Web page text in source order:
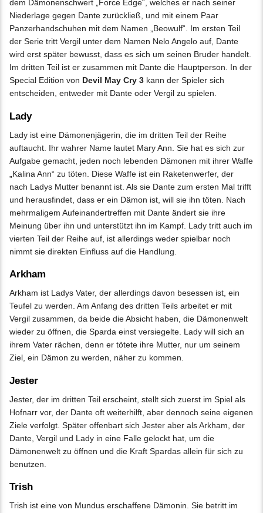
dem Dämonenschwert „Force Edge“, welches er nach seiner
Niederlage gegen Dante zurückließ, und mit einem Paar
Panzerhandschuhen mit dem Namen „Beowulf“. Im ersten Teil
der Serie tritt Vergil unter dem Namen Nelo Angelo auf, Dante
wird erst später bewusst, dass es sich um seinen Bruder handelt.
Im dritten Teil ist er zusammen mit Dante die Hauptperson. In der
Special Edition von Devil May Cry 3 kann der Spieler sich
entscheiden, entweder mit Dante oder Vergil zu spielen.
Lady
Lady ist eine Dämonenjägerin, die im dritten Teil der Reihe
auftaucht. Ihr wahrer Name lautet Mary Ann. Sie hat es sich zur
Aufgabe gemacht, jeden noch lebenden Dämonen mit ihrer Waffe
„Kalina Ann“ zu töten. Diese Waffe ist ein Raketenwerfer, der
nach Ladys Mutter benannt ist. Als sie Dante zum ersten Mal trifft
und herausfindet, dass er ein Dämon ist, will sie ihn töten. Nach
mehrmaligem Aufeinandertreffen mit Dante ändert sie ihre
Meinung über ihn und unterstützt ihn im Kampf. Lady tritt auch im
vierten Teil der Reihe auf, ist allerdings weder spielbar noch
nimmt sie direkten Einfluss auf die Handlung.
Arkham
Arkham ist Ladys Vater, der allerdings davon besessen ist, ein
Teufel zu werden. Am Anfang des dritten Teils arbeitet er mit
Vergil zusammen, da beide die Absicht haben, die Dämonenwelt
wieder zu öffnen, die Sparda einst versiegelte. Lady will sich an
ihrem Vater rächen, denn er tötete ihre Mutter, nur um seinem
Ziel, ein Dämon zu werden, näher zu kommen.
Jester
Jester, der im dritten Teil erscheint, stellt sich zuerst im Spiel als
Hofnarr vor, der Dante oft weiterhilft, aber dennoch seine eigenen
Ziele verfolgt. Später offenbart sich Jester aber als Arkham, der
Dante, Vergil und Lady in eine Falle gelockt hat, um die
Dämonenwelt zu öffnen und die Kraft Spardas allein für sich zu
benutzen.
Trish
Trish ist eine von Mundus erschaffene Dämonin. Sie betritt im